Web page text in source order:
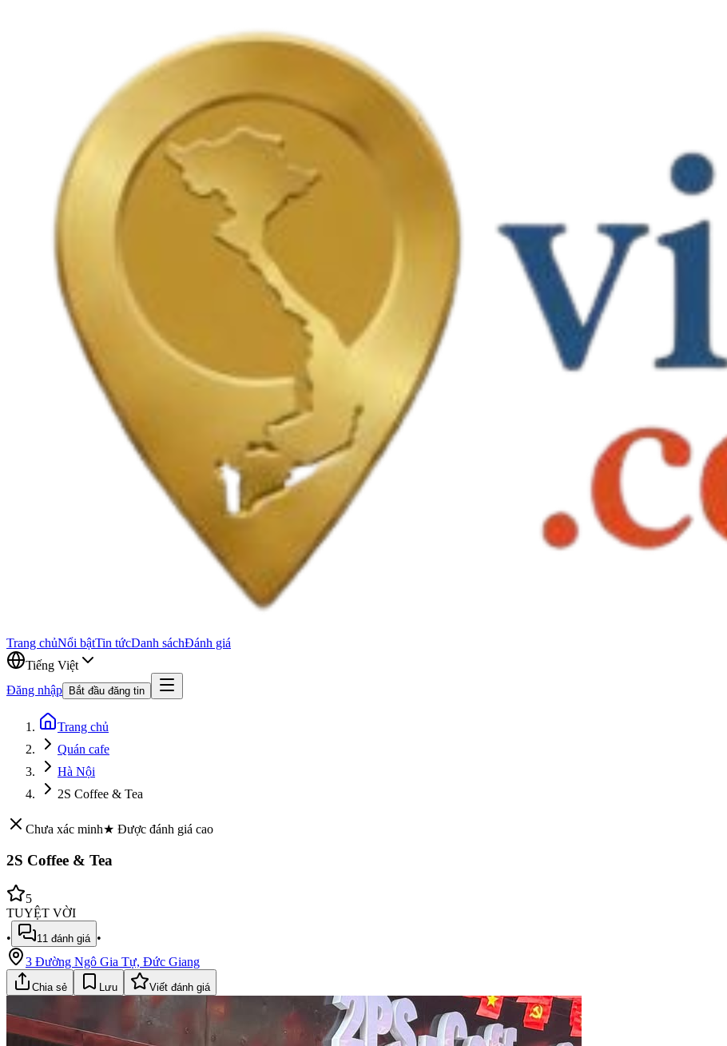
Trang chủNổi bậtTin tứcDanh sáchĐánh giá
Tiếng Việt
Đăng nhập
Bắt đầu đăng tin
Trang chủ
Quán cafe
Hà Nội
2S Coffee & Tea
Chưa xác minh★ Được đánh giá cao
2S Coffee & Tea
5
TUYỆT VỜI
•
11 đánh giá •
3 Đường Ngô Gia Tự, Đức Giang
Chia sẻ Lưu Viết đánh giá